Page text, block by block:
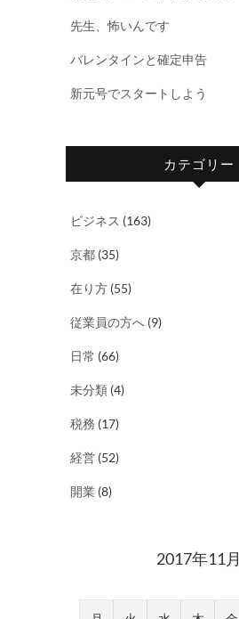
先生、怖いんです
バレンタインと確定申告
新元号でスタートしよう
カテゴリー
ビジネス (163)
京都 (35)
在り方 (55)
従業員の方へ (9)
日常 (66)
未分類 (4)
税務 (17)
経営 (52)
開業 (8)
2017年11月